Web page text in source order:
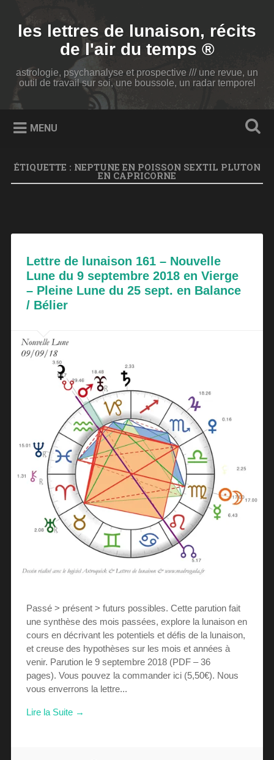
contenu
principal
Rechercheles lettres de lunaison, récits
de l'air du temps ®
astrologie, psychanalyse et prospective /// une revue, un
outil de travail sur soi, une boussole, un radar temporel
MENU
ÉTIQUETTE : NEPTUNE EN POISSON SEXTIL PLUTON
EN CAPRICORNE
Lettre de lunaison 161 – Nouvelle
Lune du 9 septembre 2018 en Vierge
– Pleine Lune du 25 sept. en Balance
/ Bélier
Passé > présent > futurs possibles. Cette parution fait
une synthèse des mois passées, explore la lunaison en
cours en décrivant les potentiels et défis de la lunaison,
et creuse des hypothèses sur les mois et années à
venir. Parution le 9 septembre 2018 (PDF – 36
pages). Vous pouvez la commander ici (5,50€). Nous
vous enverrons la lettre...
Lire la Suite →